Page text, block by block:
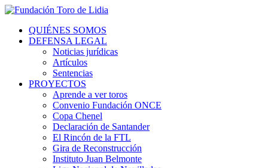
QUIÉNES SOMOS
DEFENSA LEGAL
Noticias jurídicas
Artículos
Sentencias
PROYECTOS
Aprende a ver toros
Convenio Fundación ONCE
Copa Chenel
Declaración de Santander
El Rincón de la FTL
Gira de Reconstrucción
Instituto Juan Belmonte